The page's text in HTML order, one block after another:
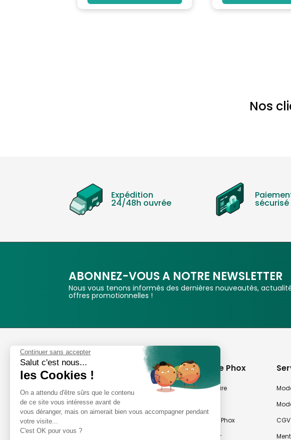
Nos
Expédition
24/48h ouvrée sécurisé
ABONNEZ-VOUS A NOTRE NEWSLETTER
Nous vous tenons informés des dernières nouveautés,
offres promotionnelles !
Phox
Spécialiste de l'image
Suivez-nous
Avis clients
A propos de Phox
Notre savoir-faire
Nos magasins Phox
Notre newsletter
CGV
Continuer sans accepter
Salut c'est nous...
les Cookies !
On a attendu d'être sûrs que le contenu
de ce site vous intéresse avant de
vous déranger, mais on aimerait bien vous accompagner pendant
votre visite...
C'est OK pour vous ?